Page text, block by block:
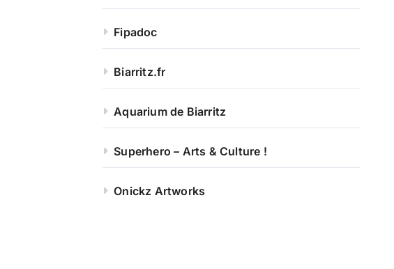
Fipadoc
Biarritz.fr
Aquarium de Biarritz
Superhero – Arts & Culture !
Onickz Artworks